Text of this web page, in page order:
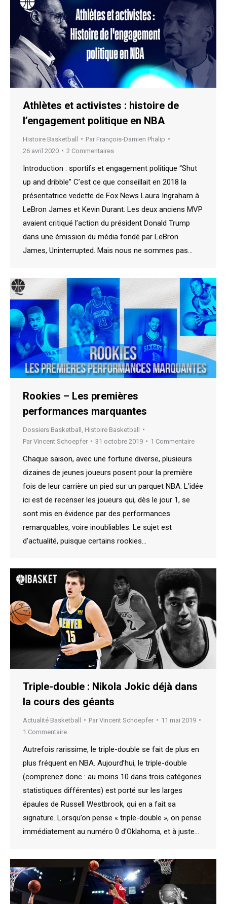
Athlètes et activistes : histoire de
l’engagement politique en NBA
Histoire Basketball Par François-Damien Phalip
26 avril 2020
2 Commentaires
Introduction : sportifs et engagement politique “Shut
up and dribble” C’est ce que conseillait en 2018 la
présentatrice vedette de Fox News Laura Ingraham à
LeBron James et Kevin Durant. Les deux anciens MVP
avaient critiqué l’action du président Donald Trump
dans une émission du média fondé par LeBron
James, Uninterrupted. Mais nous ne sommes pas…
Rookies – Les premières
performances marquantes
Dossiers Basketball
Histoire Basketball
Par Vincent Schoepfer 31 octobre 2019 1 Commentaire
Chaque saison, avec une fortune diverse, plusieurs
dizaines de jeunes joueurs posent pour la première
fois de leur carrière un pied sur un parquet NBA. L’idée
ici est de recenser les joueurs qui, dès le jour 1, se
sont mis en évidence par des performances
remarquables, voire inoubliables. Le sujet est
d’actualité, puisque certains rookies…
Triple-double : Nikola Jokic déjà dans
la cours des géants
Actualité Basketball Par Vincent Schoepfer
11 mai 2019
1 Commentaire
Autrefois rarissime, le triple-double se fait de plus en
plus fréquent en NBA. Aujourd’hui, le triple-double
(comprenez donc : au moins 10 dans trois catégories
statistiques différentes) est porté sur les larges
épaules de Russell Westbrook, qui en a fait sa
signature. Lorsqu’on pense « triple-double », on pense
immédiatement au numéro 0 d’Oklahoma, et à juste…